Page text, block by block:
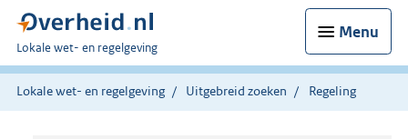
Menu
U
bent
hier:
Lokale wet- en regelgeving
Lokale wet- en regelgeving Uitgebreid zoeken Regeling